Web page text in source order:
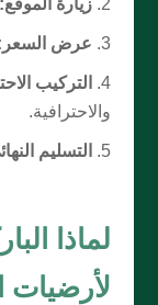
عرض
التركيب
والاحترافية.
التسليم
لماذا
لأرضيات